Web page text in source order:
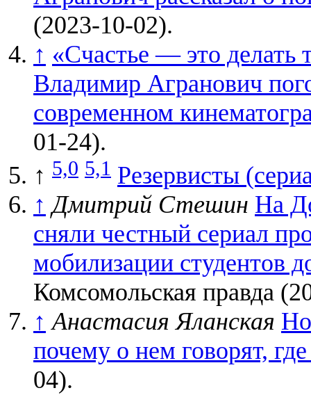
(2023-10-02).
↑ «Счастье — это
Владимир Агранович
современном
01-24).
↑ 5,0 5,1 Резервисты
↑ Дмитрий Стешин На
сняли честный сериал
мобилизации студентов
Комсомольская правда
↑ Анастасия Яланская
почему о нем говорят,
04).